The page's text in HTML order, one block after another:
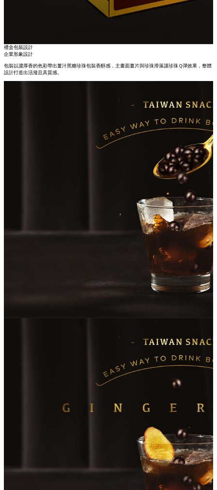
禮盒包裝設計
企業形象設計
包裝以濃厚香的色彩帶出薑汁黑糖珍珠包裝香醇感，主畫面薑片與珍珠滑落讓珍珠Ｑ彈效果，整體
設計打造出活潑且具質感。